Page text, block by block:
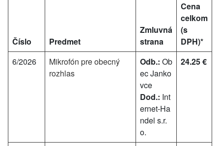
Číslo Predmet
Zmluvná
strana
Cena
celkom
(s
DPH)*
6/2026
Mikrofón pre obecný
rozhlas
Odb.: Ob
ec Janko
vce
Dod.: Int
ernet-Ha
ndel s.r.
o.
24.25 €